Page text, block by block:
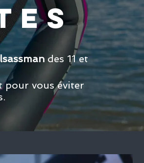
des 11 et
pour vous éviter